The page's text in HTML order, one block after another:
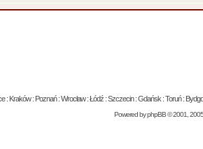
: Kraków : Poznań : Wrocław : Łódź : Szczecin : Gdańsk : Toruń :
Powered byphpBB© 2001,